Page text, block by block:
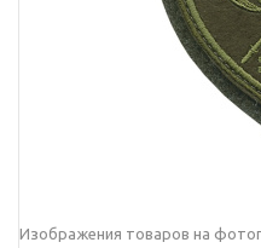
Изображения товаров на